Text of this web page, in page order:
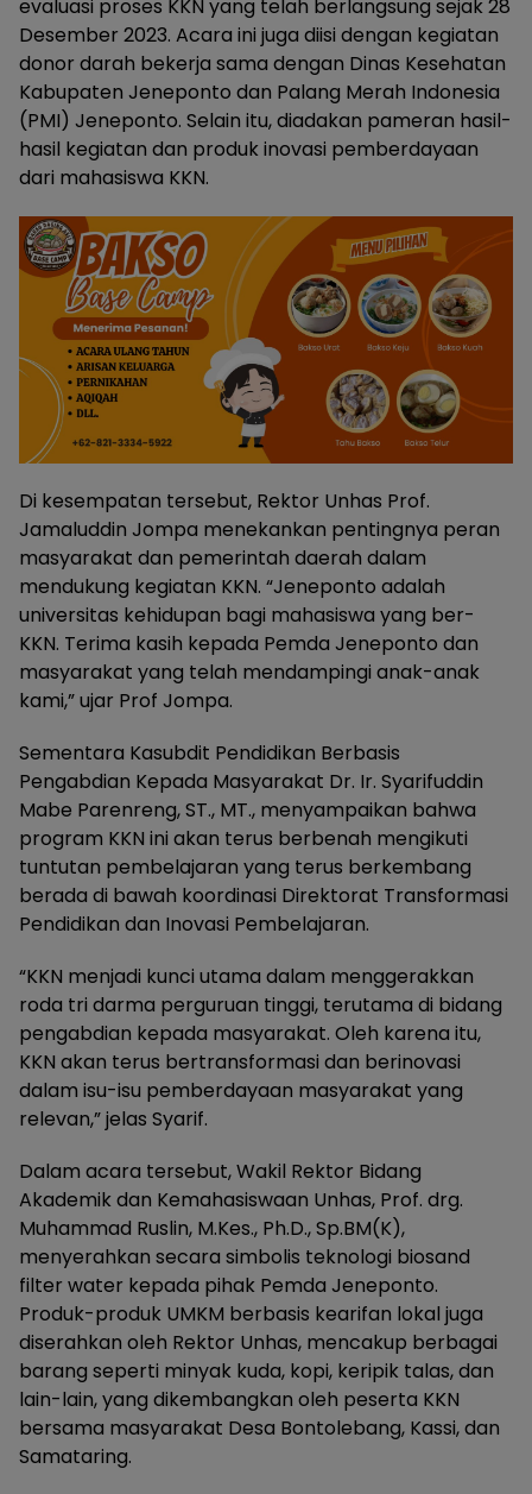
evaluasi proses KKN yang telah berlangsung sejak 28
Desember 2023. Acara ini juga diisi dengan kegiatan
donor darah bekerja sama dengan Dinas Kesehatan
Kabupaten Jeneponto dan Palang Merah Indonesia
(PMI) Jeneponto. Selain itu, diadakan pameran hasil-
hasil kegiatan dan produk inovasi pemberdayaan
dari mahasiswa KKN.
Di kesempatan tersebut, Rektor Unhas Prof.
Jamaluddin Jompa menekankan pentingnya peran
masyarakat dan pemerintah daerah dalam
mendukung kegiatan KKN. “Jeneponto adalah
universitas kehidupan bagi mahasiswa yang ber-
KKN. Terima kasih kepada Pemda Jeneponto dan
masyarakat yang telah mendampingi anak-anak
kami,” ujar Prof Jompa.
Sementara Kasubdit Pendidikan Berbasis
Pengabdian Kepada Masyarakat Dr. Ir. Syarifuddin
Mabe Parenreng, ST., MT., menyampaikan bahwa
program KKN ini akan terus berbenah mengikuti
tuntutan pembelajaran yang terus berkembang
berada di bawah koordinasi Direktorat Transformasi
Pendidikan dan Inovasi Pembelajaran.
“KKN menjadi kunci utama dalam menggerakkan
roda tri darma perguruan tinggi, terutama di bidang
pengabdian kepada masyarakat. Oleh karena itu,
KKN akan terus bertransformasi dan berinovasi
dalam isu-isu pemberdayaan masyarakat yang
relevan,” jelas Syarif.
Dalam acara tersebut, Wakil Rektor Bidang
Akademik dan Kemahasiswaan Unhas, Prof. drg.
Muhammad Ruslin, M.Kes., Ph.D., Sp.BM(K),
menyerahkan secara simbolis teknologi biosand
filter water kepada pihak Pemda Jeneponto.
Produk-produk UMKM berbasis kearifan lokal juga
diserahkan oleh Rektor Unhas, mencakup berbagai
barang seperti minyak kuda, kopi, keripik talas, dan
lain-lain, yang dikembangkan oleh peserta KKN
bersama masyarakat Desa Bontolebang, Kassi, dan
Samataring.